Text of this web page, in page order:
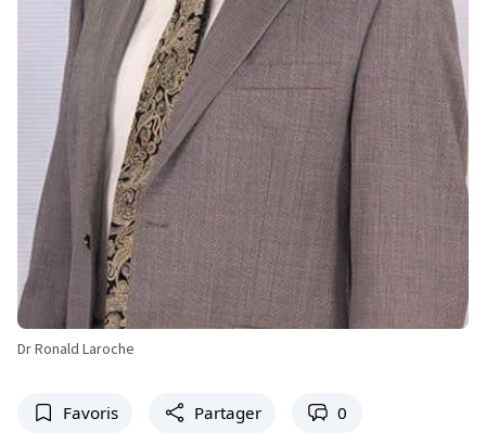
Dr Ronald Laroche
Favoris Partager 0